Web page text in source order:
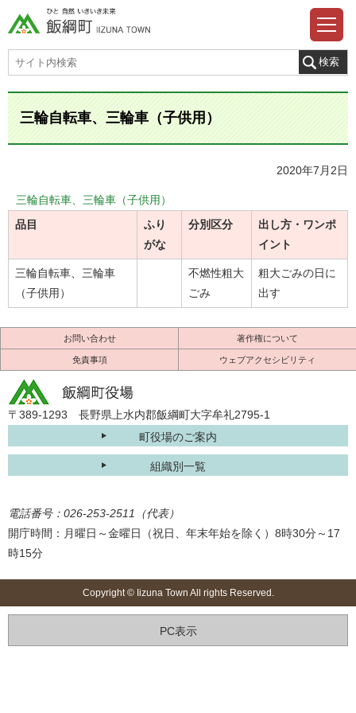
三輪自転車、三輪車（子供用）
2020年7月2日
三輪自転車、三輪車（子供用）
品目
ふり
がな
分別区分
出し方・ワンポ
イント
三輪自転車、三輪車
（子供用）
不燃性粗大
ごみ
粗大ごみの日に
出す
お問い合わせ 著作権について
免責事項 ウェブアクセシビリティ
〒389-1293 長野県上水内郡飯綱町大字牟礼2795-1
町役場のご案内
組織別一覧
電話番号：026-253-2511（代表）
開庁時間：月曜日～金曜日（祝日、年末年始を除く）8時30分～17
時15分
Copyright © Iizuna Town All rights Reserved.
PC表示